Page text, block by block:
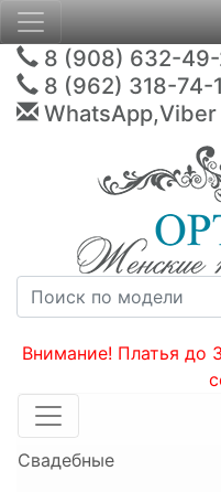
8 (908) 632-
8 (962) 318-74-
WhatsApp,Viber
Внимание! Платья до
Свадебные